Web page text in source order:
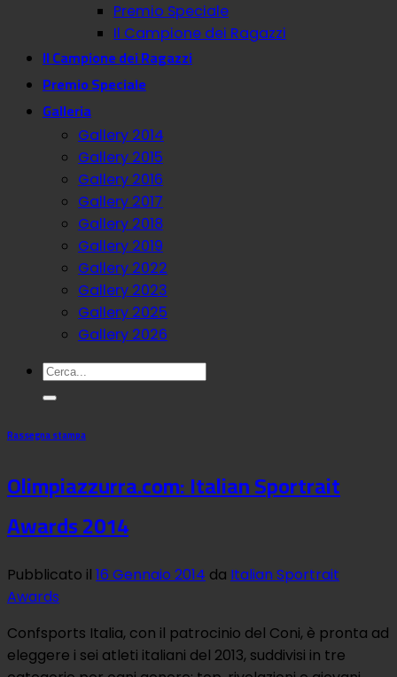
Premio Speciale
Il Campione dei Ragazzi
Il Campione dei Ragazzi
Premio Speciale
Galleria
Gallery 2014
Gallery 2015
Gallery 2016
Gallery 2017
Gallery 2018
Gallery 2019
Gallery 2022
Gallery 2023
Gallery 2025
Gallery 2026
Rassegna stampa
Olimpiazzurra.com: Italian Sportrait
Awards 2014
Pubblicato il 16 Gennaio 2014 da Italian Sportrait
Awards
Confsports Italia, con il patrocinio del Coni, è pronta ad
eleggere i sei atleti italiani del 2013, suddivisi in tre